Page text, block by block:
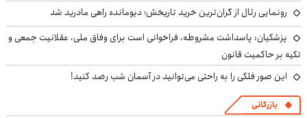
رونمایی رئال از گران‌ترین خرید تاریخش؛ دیومانده راهی مادرید شد
پزشکیان: پاسداشت مشروطه، فراخوانی است برای وفاق ملی، عقلانیت جمعی و
تکیه بر حاکمیت قانون
این صور فلکی را به راحتی می‌توانید در آسمان شب رصد کنید!
بازرگانی